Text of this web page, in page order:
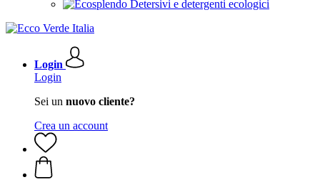
Detersivi e detergenti ecologici
Login
Login
Sei un nuovo cliente?
Crea un account